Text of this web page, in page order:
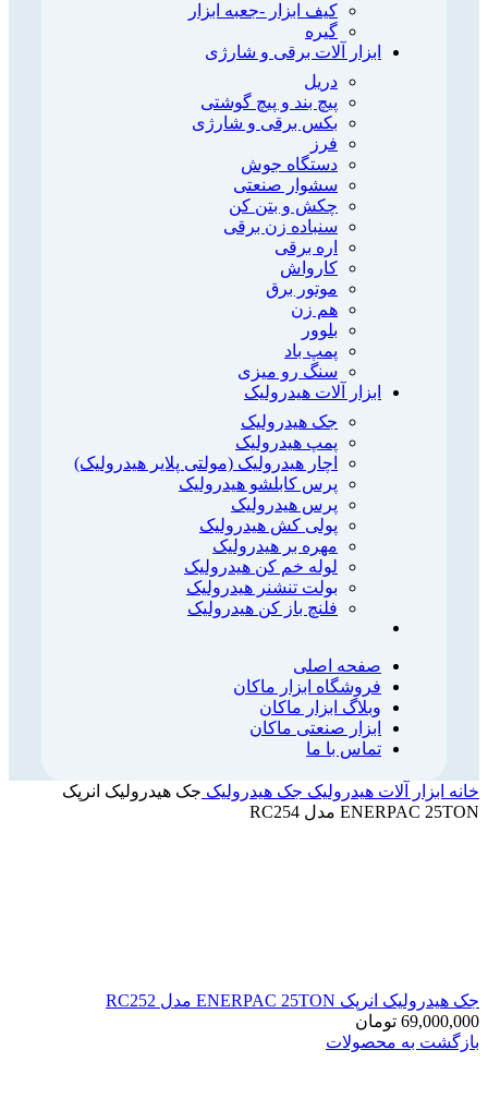
کیف ابزار -جعبه ابزار
گیره
ابزار آلات برقی و شارژی
دریل
پیچ بند و پیچ گوشتی
بکس برقی و شارژی
فرز
دستگاه جوش
سشوار صنعتی
چکش و بتن کن
سنباده زن برقی
اره برقی
کارواش
موتور برق
هم زن
بلوور
پمپ باد
سنگ رو میزی
ابزار آلات هیدرولیک
جک هیدرولیک
پمپ هیدرولیک
اچار هیدرولیک (مولتی پلایر هیدرولیک)
پرس کابلشو هیدرولیک
پرس هیدرولیک
پولی کش هیدرولیک
مهره بر هیدرولیک
لوله خم کن هیدرولیک
بولت تنشنر هیدرولیک
فلنچ باز کن هیدرولیک
صفحه اصلی
فروشگاه ابزار ماکان
وبلاگ ابزار ماکان
ابزار صنعتی ماکان
تماس با ما
خانه ابزار آلات هیدرولیک جک هیدرولیک جک هیدرولیک انرپک
ENERPAC 25TON مدل RC254
جک هیدرولیک انرپک ENERPAC 25TON مدل RC252
69,000,000 تومان
بازگشت به محصولات